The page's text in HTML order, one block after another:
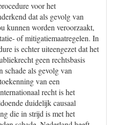
voor het
dat als gevolg van
kunnen worden veroorzaakt,
of mitigatiemaatregelen. In
is echter uiteengezet dat het
geen rechtsbasis
schade als gevolg van
van een
recht is het
duidelijk causaal
die in strijd is met het